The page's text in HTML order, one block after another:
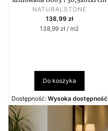
PRODUCENT
NATURALSTONE
Cena
138,99 zł
Cena jednostkowa
138,99 zł / m2
Do koszyka
Dostępność: Wysoka dostępność